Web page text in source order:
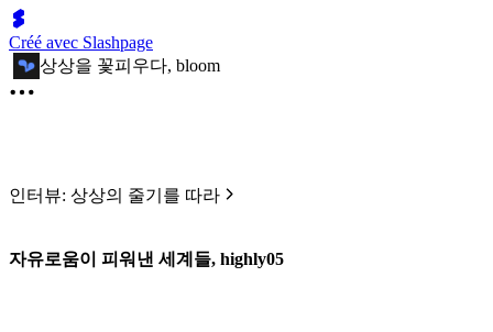
Créé avec Slashpage
상상을 꽃피우다, bloom
인터뷰: 상상의 줄기를 따라
자유로움이 피워낸 세계들, highly05